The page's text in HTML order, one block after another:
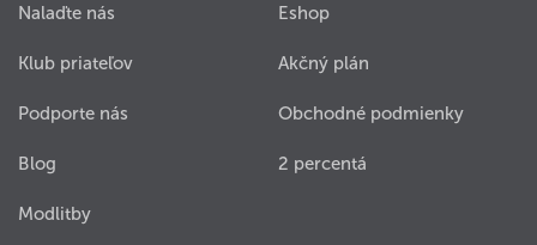
Nalaďte nás
Klub priateľov
Podporte nás
Blog
Modlitby
Eshop
Akčný plán
Obchodné podmienky
2 percentá